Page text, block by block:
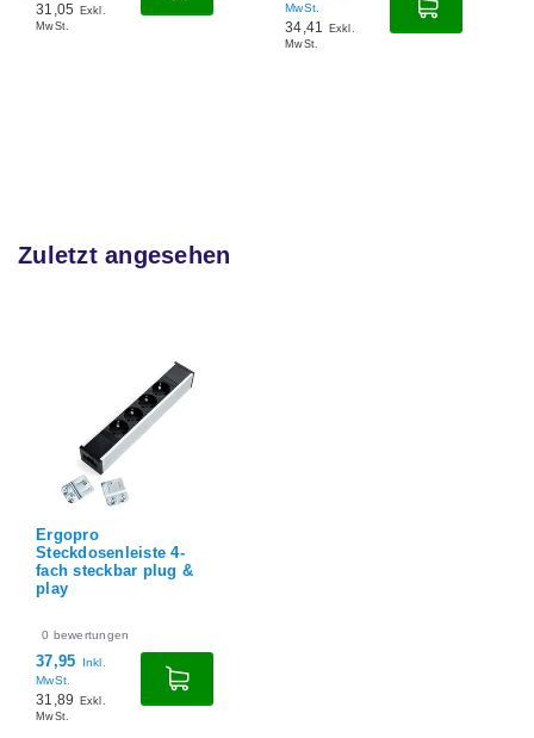
31,05
Exkl.
MwSt.
MwSt.
34,41
Exkl.
MwSt.
Zuletzt angesehen
Ergopro
Steckdosenleiste 4-
fach steckbar plug &
play
0 bewertungen
37,95
Inkl.
MwSt.
31,89
Exkl.
MwSt.